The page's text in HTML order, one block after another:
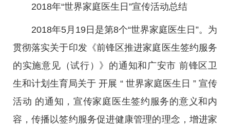
2018年“世界家庭医生日”宣传活动总结
2018年5月19日是第8个“世界家庭医生日”。为
贯彻落实关于印发《前锋区推进家庭医生签约服务
的实施意见（试行）》的通知和广安市 前锋区卫
生和计划生育局关于 开展 “ 世界家庭医生日 ” 宣传
活动 的通知，宣传家庭医生签约服务的意义和内
容，传播以签约服务促进健康管理的理念，增进家